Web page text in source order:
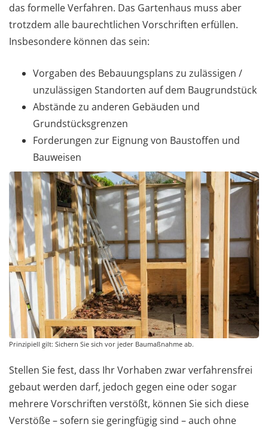
das formelle Verfahren. Das Gartenhaus muss aber
trotzdem alle baurechtlichen Vorschriften erfüllen.
Insbesondere können das sein:
Vorgaben des Bebauungsplans zu zulässigen /
unzulässigen Standorten auf dem Baugrundstück
Abstände zu anderen Gebäuden und
Grundstücksgrenzen
Forderungen zur Eignung von Baustoffen und
Bauweisen
Prinzipiell gilt: Sichern Sie sich vor jeder Baumaßnahme ab.
Stellen Sie fest, dass Ihr Vorhaben zwar verfahrensfrei
gebaut werden darf, jedoch gegen eine oder sogar
mehrere Vorschriften verstößt, können Sie sich diese
Verstöße – sofern sie geringfügig sind – auch ohne